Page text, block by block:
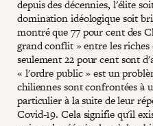
depuis des décennies, l'élite
domination idéologique soit
montré que 77 pour cent des
grand conflit » entre les riches
seulement 22 pour cent sont
« l'ordre public » est un
chiliennes sont confrontées à
particulier à la suite de leur
Covid-19. Cela signifie qu'il